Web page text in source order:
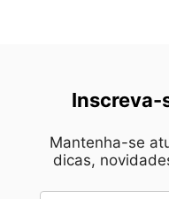
Inscreva-
Mantenha-se
dicas,